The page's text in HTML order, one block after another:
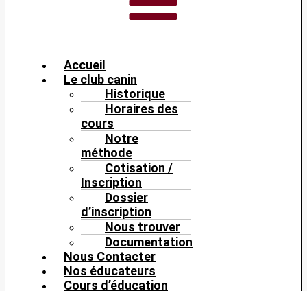
Accueil
Le club canin
Historique
Horaires des
cours
Notre
méthode
Cotisation /
Inscription
Dossier
d’inscription
Nous trouver
Documentation
Nous Contacter
Nos éducateurs
Cours d’éducation